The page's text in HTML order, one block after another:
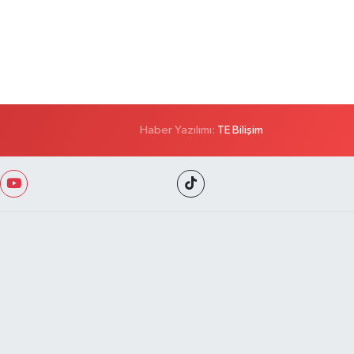
Haber Yazılımı: TE Bilişim